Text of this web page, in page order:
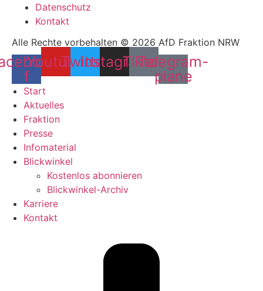
Datenschutz
Kontakt
Alle Rechte vorbehalten © 2026 AfD Fraktion NRW
f
YoutubeTwitter
Instagram
Tiktok
Telegram-
plane
Start
Aktuelles
Fraktion
Presse
Infomaterial
Blickwinkel
Kostenlos abonnieren
Blickwinkel-Archiv
Karriere
Kontakt